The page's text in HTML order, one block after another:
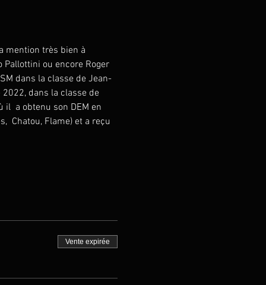
mention très bien à
Pallottini ou encore Roger
dans la classe de Jean-
dans la classe de
a obtenu son DEM en
Chatou, Flame) et a reçu
Vente expirée